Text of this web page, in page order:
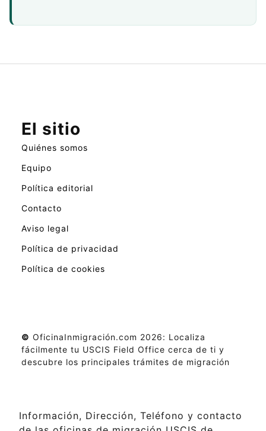
El sitio
Quiénes somos
Equipo
Política editorial
Contacto
Aviso legal
Política de privacidad
Política de cookies
© OficinaInmigración.com 2026: Localiza
fácilmente tu USCIS Field Office cerca de ti y
descubre los principales trámites de migración
Información, Dirección, Teléfono y contacto